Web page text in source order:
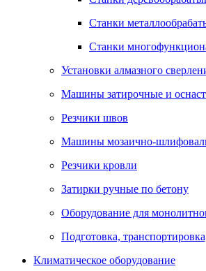
Станки
Станки
Установки алмазного
Машины затирочные и
Резчики швов
Машины мозаично-
Резчики кровли
Затирки ручные по бетону
Оборудование для
Подготовка,
Климатическое оборудование